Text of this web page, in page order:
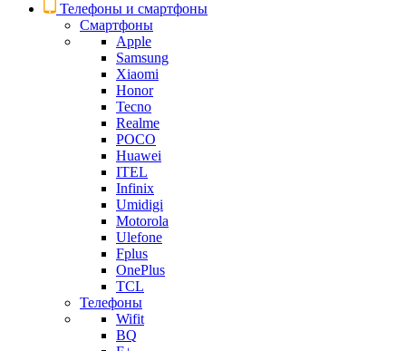
Телефоны и смартфоны
Смартфоны
Apple
Samsung
Xiaomi
Honor
Tecno
Realme
POCO
Huawei
ITEL
Infinix
Umidigi
Motorola
Ulefone
Fplus
OnePlus
TCL
Телефоны
Wifit
BQ